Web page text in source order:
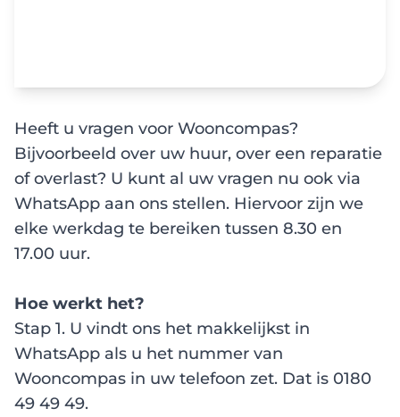
Heeft u vragen voor Wooncompas?
Bijvoorbeeld over uw huur, over een reparatie
of overlast? U kunt al uw vragen nu ook via
WhatsApp aan ons stellen. Hiervoor zijn we
elke werkdag te bereiken tussen 8.30 en
17.00 uur.
Hoe werkt het?
Stap 1. U vindt ons het makkelijkst in
WhatsApp als u het nummer van
Wooncompas in uw telefoon zet. Dat is 0180
49 49 49.